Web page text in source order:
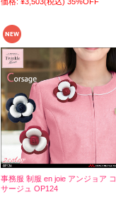
事務服 制服 en joie アンジョア コ
サージュ OP124